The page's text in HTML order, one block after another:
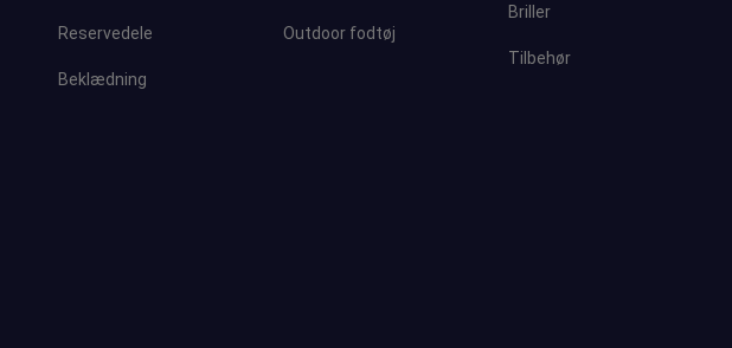
Reservedele
Beklædning
Outdoor fodtøj
Briller
Tilbehør